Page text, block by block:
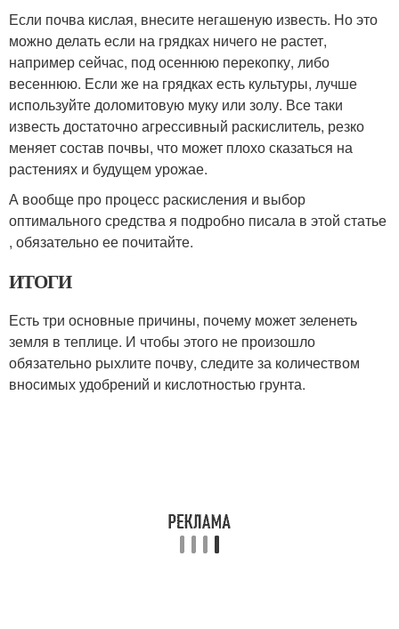
Если почва кислая, внесите негашеную известь. Но это
можно делать если на грядках ничего не растет,
например сейчас, под осеннюю перекопку, либо
весеннюю. Если же на грядках есть культуры, лучше
используйте доломитовую муку или золу. Все таки
известь достаточно агрессивный раскислитель, резко
меняет состав почвы, что может плохо сказаться на
растениях и будущем урожае.
А вообще про процесс раскисления и выбор
оптимального средства я подробно писала в этой статье
, обязательно ее почитайте.
ИТОГИ
Есть три основные причины, почему может зеленеть
земля в теплице. И чтобы этого не произошло
обязательно рыхлите почву, следите за количеством
вносимых удобрений и кислотностью грунта.